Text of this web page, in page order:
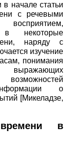
начале статьи
с речевыми
восприятием,
некоторые
наряду с
изучение
понимания
о
[Микеладзе,
в